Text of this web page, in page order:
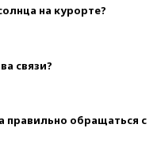
на курорте?
связи?
правильно обращаться с